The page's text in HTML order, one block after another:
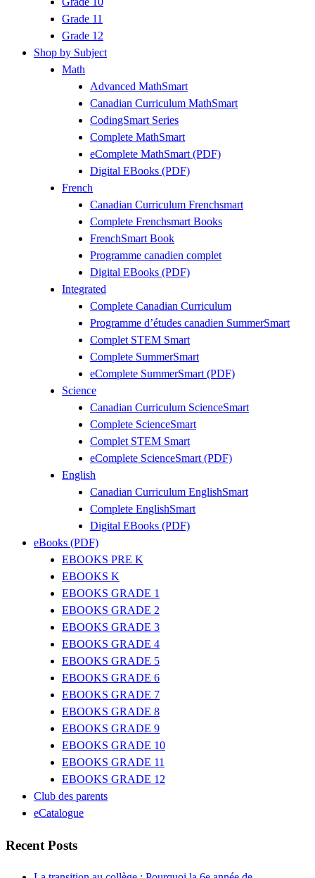
Grade 11
Grade 12
Shop by Subject
Math
Advanced MathSmart
Canadian Curriculum MathSmart
CodingSmart Series
Complete MathSmart
eComplete MathSmart (PDF)
Digital EBooks (PDF)
French
Canadian Curriculum Frenchsmart
Complete Frenchsmart Books
FrenchSmart Book
Programme canadien complet
Digital EBooks (PDF)
Integrated
Complete Canadian Curriculum
Programme d’études canadien SummerSmart
Complet STEM Smart
Complete SummerSmart
eComplete SummerSmart (PDF)
Science
Canadian Curriculum ScienceSmart
Complete ScienceSmart
Complet STEM Smart
eComplete ScienceSmart (PDF)
English
Canadian Curriculum EnglishSmart
Complete EnglishSmart
Digital EBooks (PDF)
eBooks (PDF)
EBOOKS PRE K
EBOOKS K
EBOOKS GRADE 1
EBOOKS GRADE 2
EBOOKS GRADE 3
EBOOKS GRADE 4
EBOOKS GRADE 5
EBOOKS GRADE 6
EBOOKS GRADE 7
EBOOKS GRADE 8
EBOOKS GRADE 9
EBOOKS GRADE 10
EBOOKS GRADE 11
EBOOKS GRADE 12
Club des parents
eCatalogue
Recent Posts